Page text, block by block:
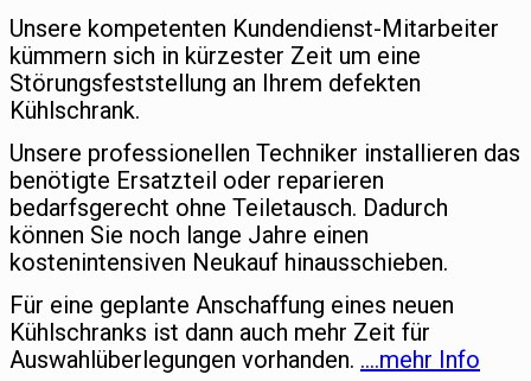
Unsere kompetenten Kundendienst-Mitarbeiter
kümmern sich in kürzester Zeit um eine
Störungsfeststellung an Ihrem defekten
Kühlschrank.
Unsere professionellen Techniker installieren das
benötigte Ersatzteil oder reparieren
bedarfsgerecht ohne Teiletausch. Dadurch
können Sie noch lange Jahre einen
kostenintensiven Neukauf hinausschieben.
Für eine geplante Anschaffung eines neuen
Kühlschranks ist dann auch mehr Zeit für
Auswahlüberlegungen vorhanden. ….mehr Info